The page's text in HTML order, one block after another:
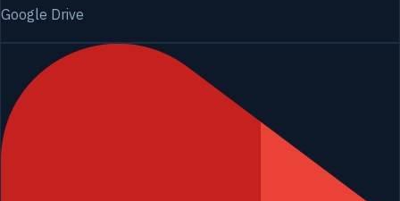
Google Drive